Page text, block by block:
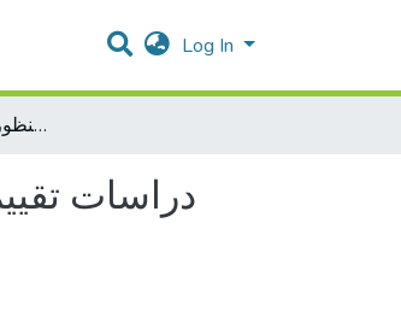
Log In
دراسات تقييم الأثر البيئي في الواقع الفلسطيني من منظور تنموي: درارسة تقييمية
دراسات